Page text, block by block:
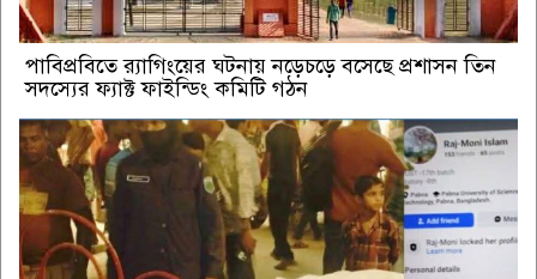
পাবিপ্রবিতে র‍্যাগিংয়ের ঘটনায় নড়েচড়ে বসেছে প্রশাসন তিন
সদস্যের ফ্যাক্ট ফাইন্ডিং কমিটি গঠন